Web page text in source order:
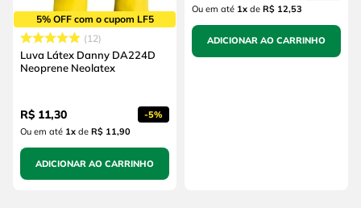
5% OFF com o cupom LF5
12
Luva Látex Danny DA224D
Neoprene Neolatex
R$ 11,30 -5%
Ou em até 1xde R$ 11,90
ADICIONAR AO CARRINHO
Ou em até 1xde R$ 12,53
ADICIONAR AO CARRINHO